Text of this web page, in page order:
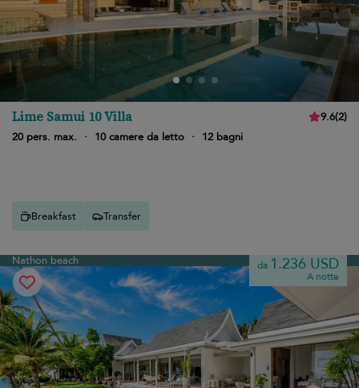
Lime Samui 10 Villa 9.6(2)
20 pers. max.
· 10 camere da letto · 12 bagni
Breakfast Transfer
Nathon beach da 1.236 USD
A notte